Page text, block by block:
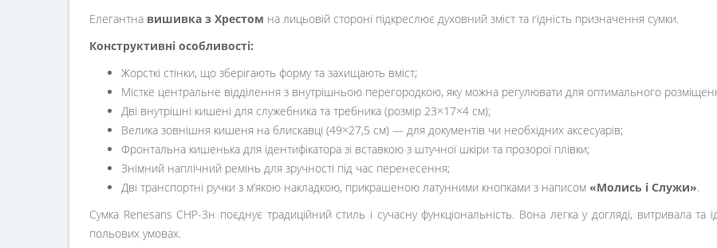
Елегантна вишивка з Хрестом на лицьовій стороні підкреслює духовний зміст та гідність призначення сумки.
Конструктивні особливості:
Жорсткі стінки, що зберігають форму та захищають вміст;
Містке центральне відділення з внутрішньою перегородкою, яку можна регулювати для оптимального
Дві внутрішні кишені для служебника та требника (розмір 23×17×4 см);
Велика зовнішня кишеня на блискавці (49×27,5 см) — для документів чи необхідних аксесуарів;
Фронтальна кишенька для ідентифікатора зі вставкою з штучної шкіри та прозорої плівки;
Знімний наплічний ремінь для зручності під час перенесення;
Дві транспортні ручки з м’якою накладкою, прикрашеною латунними кнопками з написом «Молись і Служи».
Сумка Renesans СНР-3н поєднує традиційний стиль і сучасну функціональність. Вона легка у догляді, витривала та
польових умовах.